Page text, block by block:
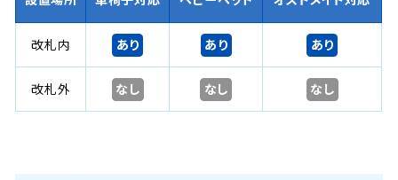
改札内 あり あり あり
改札外 なし なし なし